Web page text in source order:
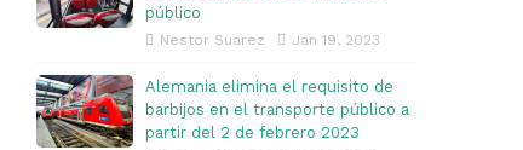
público
Nestor Suarez Jan 19, 2023
Alemania elimina el requisito de
barbijos en el transporte público a
partir del 2 de febrero 2023